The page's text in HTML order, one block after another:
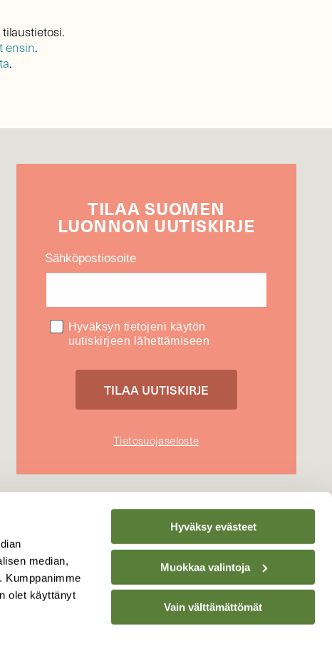
median,
Kumppanimme
olet käyttänyt
Hyväksy evästeet
Muokkaa valintoja
Vain välttämättömät
ensin.
.
TILAASUOMEN
LUONNON UUTIS­KIRJE
Sähköpostiosoite
Hyväksyn tietojeni käytön
uutiskirjeen lähettämiseen
Tietosuojaseloste